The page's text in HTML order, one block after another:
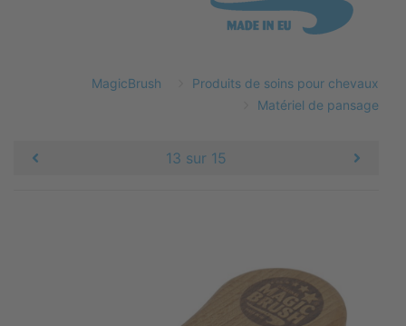
MagicBrush
Produits de soins pour chevaux
Matériel de pansage
13 sur 15